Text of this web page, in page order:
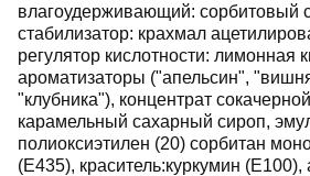
влагоудерживающий: сорбитовый
стабилизатор: крахмал
регулятор кислотности: лимонная
ароматизаторы ("апельсин",
"клубника"), концентрат
карамельный сахарный сироп,
полиоксиэтилен (20) сорбитан
(E435), краситель:куркумин (E100),